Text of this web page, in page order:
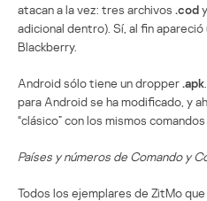
atacan a la vez: tres archivos .cod
adicional dentro). Sí, al fin
Blackberry.
Android sólo tiene un dropper.apk
para Android se ha modificado, y
“clásico” con los mismos comandos
Países y números de Comando y
Todos los ejemplares de ZitMo